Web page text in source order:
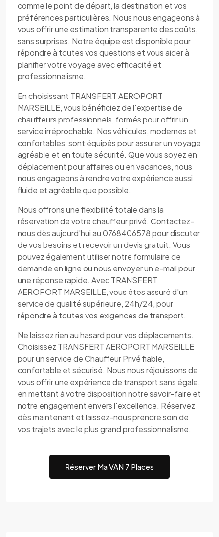
comme le point de départ, la destination et vos
préférences particulières. Nous nous engageons à
vous offrir une estimation transparente des coûts,
sans surprises. Notre équipe est disponible pour
répondre à toutes vos questions et vous aider à
planifier votre voyage avec efficacité et
professionnalisme.
En choisissant TRANSFERT AEROPORT
MARSEILLE, vous bénéficiez de l'expertise de
chauffeurs professionnels, formés pour offrir un
service irréprochable. Nos véhicules, modernes et
confortables, sont équipés pour assurer un voyage
agréable et en toute sécurité. Que vous soyez en
déplacement pour affaires ou en vacances, nous
nous engageons à rendre votre expérience aussi
fluide et agréable que possible.
Nous offrons une flexibilité totale dans la
réservation de votre chauffeur privé. Contactez-
nous dès aujourd'hui au 0768406578 pour discuter
de vos besoins et recevoir un devis gratuit. Vous
pouvez également utiliser notre formulaire de
demande en ligne ou nous envoyer un e-mail pour
une réponse rapide. Avec TRANSFERT
AEROPORT MARSEILLE, vous êtes assuré d'un
service de qualité supérieure, 24h/24, pour
répondre à toutes vos exigences de transport.
Ne laissez rien au hasard pour vos déplacements.
Choisissez TRANSFERT AEROPORT MARSEILLE
pour un service de Chauffeur Privé fiable,
confortable et sécurisé. Nous nous réjouissons de
vous offrir une expérience de transport sans égale,
en mettant à votre disposition notre savoir-faire et
notre engagement envers l'excellence. Réservez
dès maintenant et laissez-nous prendre soin de
vos trajets avec le plus grand professionnalisme.
Réserver Ma VAN 7 Places